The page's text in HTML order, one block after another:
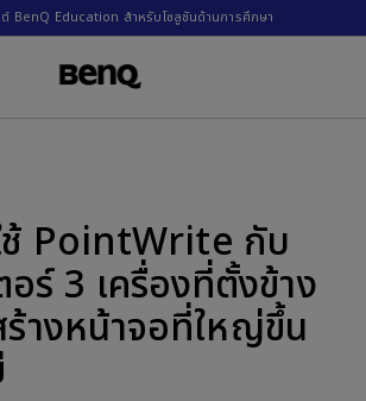
ต์ BenQ Education สำหรับโซลูชันด้านการศึกษา
ช้ PointWrite กับ
อร์ 3 เครื่องที่ตั้งข้าง
างหน้าจอที่ใหญ่ขึ้น